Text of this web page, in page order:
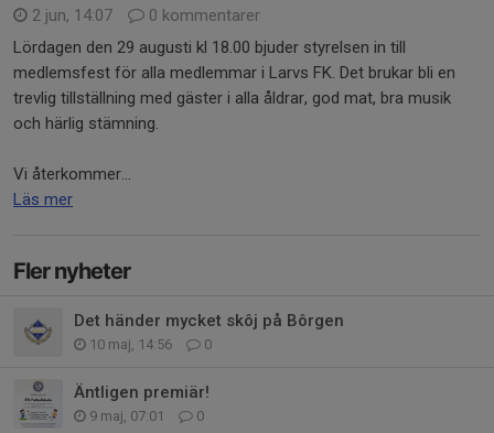
2 jun, 14:07
0 kommentarer
Lördagen den 29 augusti kl 18.00 bjuder styrelsen in till
medlemsfest för alla medlemmar i Larvs FK. Det brukar bli en
trevlig tillställning med gäster i alla åldrar, god mat, bra musik
och härlig stämning.
Vi återkommer...
Läs mer
Fler nyheter
Det händer mycket skôj på Bôrgen
10 maj, 14:56 0
Äntligen premiär!
9 maj, 07:01 0